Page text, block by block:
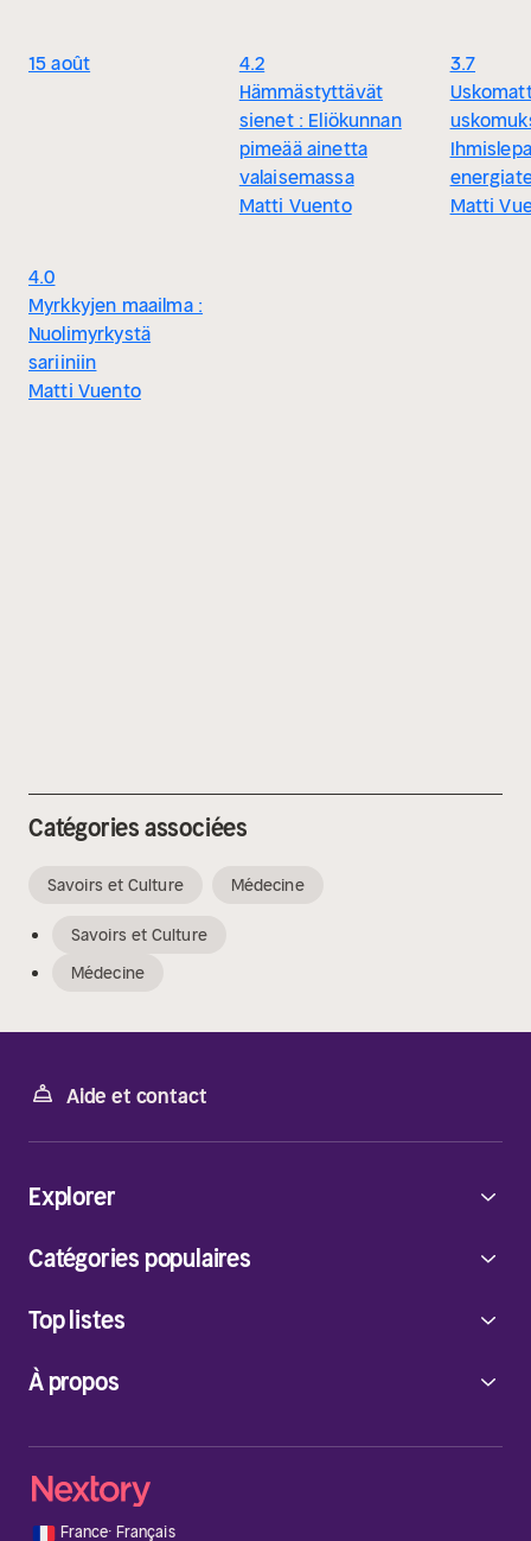
15 août
4.0
Myrkkyjen maailma :
Nuolimyrkystä
sariiniin
Matti Vuento
4.2
Hämmästyttävät
sienet : Eliökunnan
pimeää ainetta
valaisemassa
Matti Vuento
3.7
Matti
Catégories associées
Savoirs et Culture Médecine
Savoirs et Culture
Médecine
Aide et contact
À propos
Explorer
Catégories populaires
Top listes
🇫🇷 France· Français